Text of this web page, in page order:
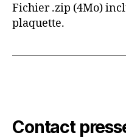
Fichier .zip (4Mo)
plaquette.
Contact